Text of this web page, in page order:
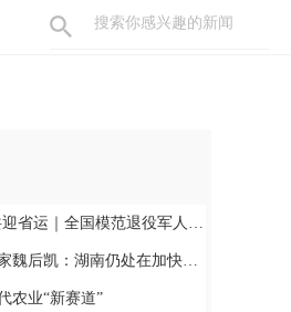
全国模范退役军人许国良的乡村美育之路
凯：湖南仍处在加快发展的过程中
农业“新赛道”